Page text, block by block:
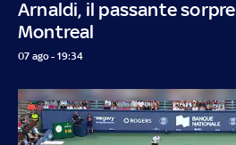
Arnaldi, il passante
Montreal
07 ago - 19:34